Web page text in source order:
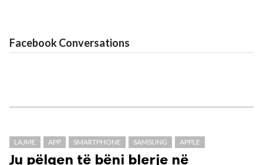
Facebook Conversations
LAJME APP SMARTPHONE SAMSUNG APPLE
Ju pëlqen të bëni blerje në